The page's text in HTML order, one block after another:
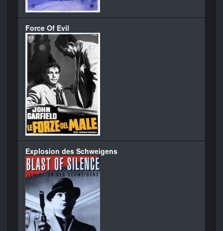
Force Of Evil
Explosion des Schweigens